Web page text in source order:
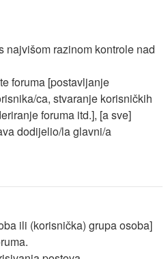
najvišom razinom kontrole nad
foruma [postavljanje
ca, stvaranje korisničkih
foruma itd.], [a sve]
dodijelio/la glavni/a
ili (korisnička) grupa osoba]